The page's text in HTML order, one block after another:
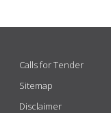
Calls for Tender
Sitemap
Disclaimer